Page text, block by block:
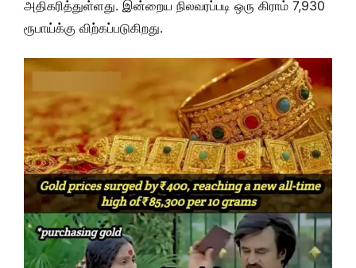
அதிகரித்துள்ளது. இன்றைய நிலவரப்படி ஒரு கிராம் 7,930
ரூபாய்க்கு விற்கப்படுகிறது.